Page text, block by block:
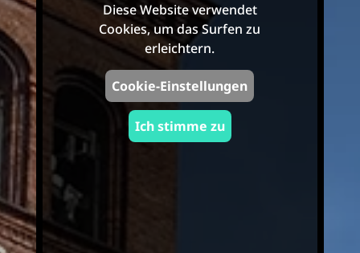
Diese Website verwendet
Cookies, um das Surfen zu
erleichtern.
Cookie-Einstellungen
Ich stimme zu